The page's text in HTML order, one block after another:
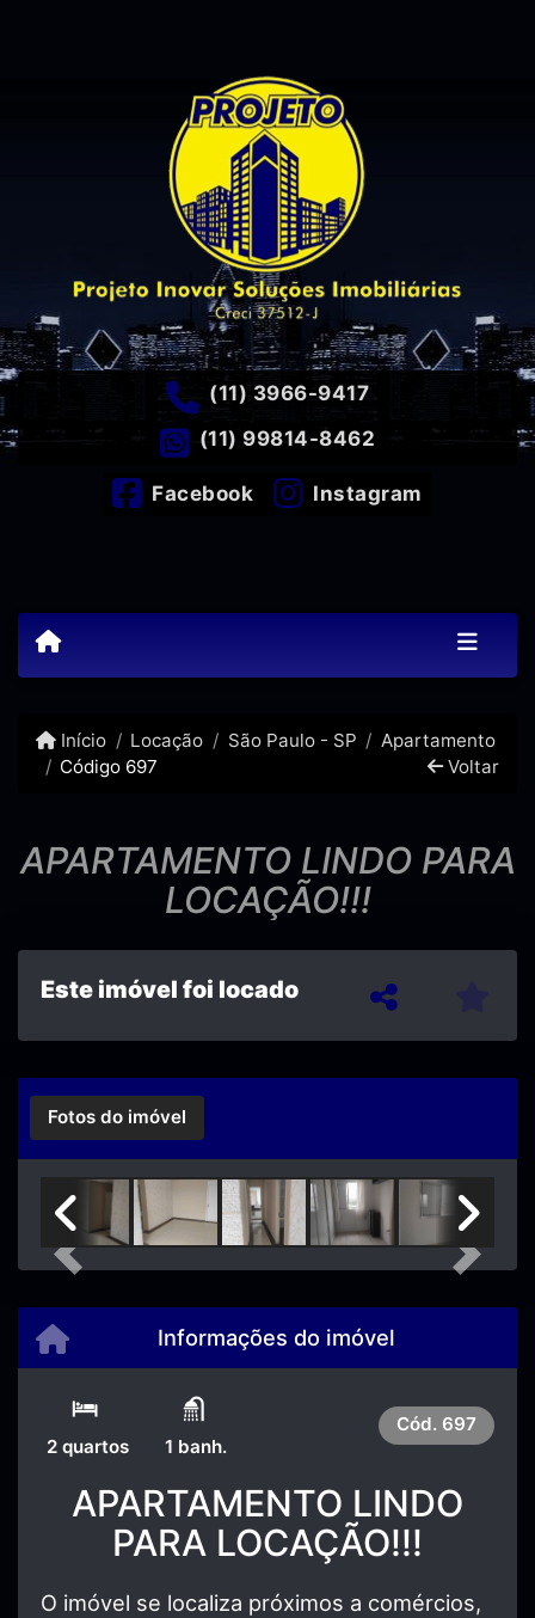
(11) 3966-9417
(11) 99814-8462
Facebook Instagram
Início Locação São Paulo - SP
Apartamento
Código 697
Voltar
APARTAMENTO LINDO PARA
LOCAÇÃO!!!
Este imóvel foi locado
Fotos do imóvel
Previous Next
Informações do imóvel
2 quartos 1 banh.
Cód. 697
APARTAMENTO LINDO
PARA LOCAÇÃO!!!
O imóvel se localiza próximos a comércios,